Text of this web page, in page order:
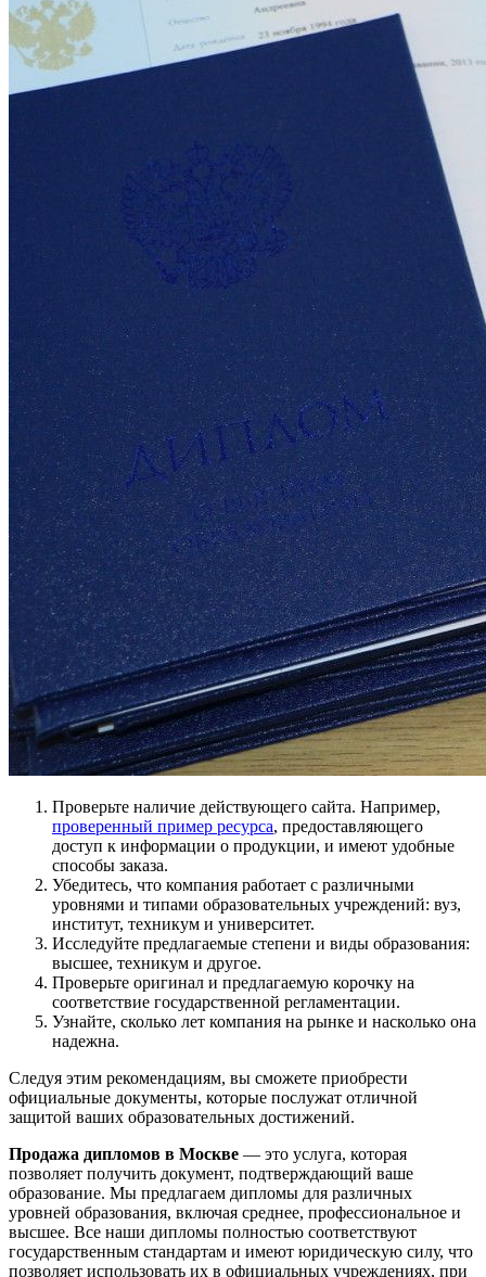
Проверьте наличие действующего сайта. Например,
проверенный пример ресурса, предоставляющего
доступ к информации о продукции, и имеют удобные
способы заказа.
Убедитесь, что компания работает с различными
уровнями и типами образовательных учреждений: вуз,
институт, техникум и университет.
Исследуйте предлагаемые степени и виды образования:
высшее, техникум и другое.
Проверьте оригинал и предлагаемую корочку на
соответствие государственной регламентации.
Узнайте, сколько лет компания на рынке и насколько она
надежна.
Следуя этим рекомендациям, вы сможете приобрести
официальные документы, которые послужат отличной
защитой ваших образовательных достижений.
Продажа дипломов в Москве — это услуга, которая
позволяет получить документ, подтверждающий ваше
образование. Мы предлагаем дипломы для различных
уровней образования, включая среднее, профессиональное и
высшее. Все наши дипломы полностью соответствуют
государственным стандартам и имеют юридическую силу, что
позволяет использовать их в официальных учреждениях, при